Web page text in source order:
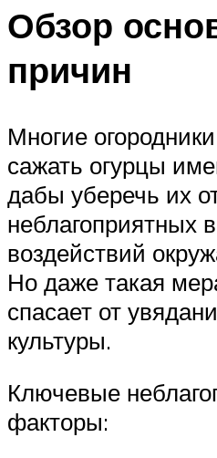
Обзор
причин
Многие
сажать огурцы
дабы уберечь их
неблагоприятных
воздействий
Но даже такая
спасает от
культуры.
Ключевые
факторы: